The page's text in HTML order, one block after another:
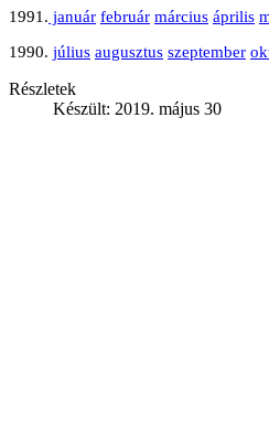
1991. január február március április
1990. július augusztus szeptember
Részletek
Készült: 2019. május 30